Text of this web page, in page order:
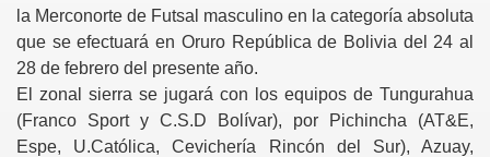
la Merconorte de Futsal masculino en la categoría absoluta
que se efectuará en Oruro República de Bolivia del 24 al
28 de febrero del presente año.
El zonal sierra se jugará con los equipos de Tungurahua
(Franco Sport y C.S.D Bolívar), por Pichincha (AT&E,
Espe, U.Católica, Cevichería Rincón del Sur), Azuay,